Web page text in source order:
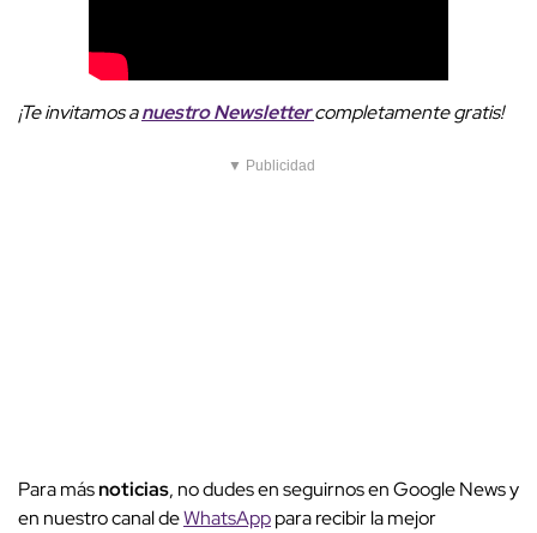
¡Te invitamos anuestroNewslettercompletamente gratis!
▼ Publicidad
Para másnoticias, no dudes en seguirnos en Google News y
en nuestro canal deWhatsApppara recibir la mejor